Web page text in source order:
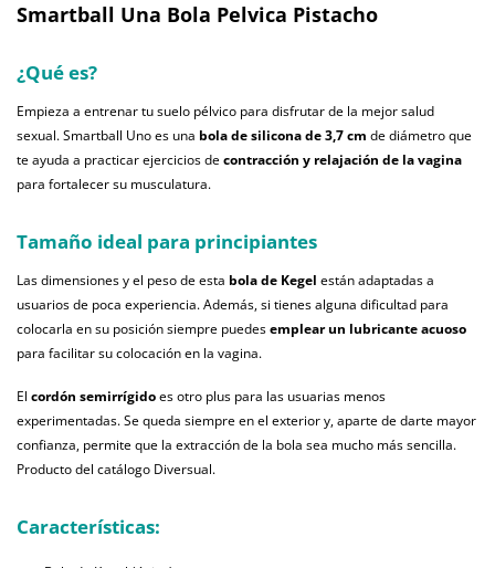
Smartball Una Bola Pelvica Pistacho
¿Qué es?
Empieza a entrenar tu suelo pélvico para disfrutar de la mejor salud
sexual. Smartball Uno es una bola de silicona de 3,7 cm de diámetro que
te ayuda a practicar ejercicios decontracción y relajación de la vagina
para fortalecer su musculatura.
Tamaño ideal para principiantes
Las dimensiones y el peso de esta bola de Kegel están adaptadas a
usuarios de poca experiencia. Además, si tienes alguna dificultad para
colocarla en su posición siempre puedesemplear un lubricante acuoso
para facilitar su colocación en la vagina.
El cordón semirrígidoes otro plus para las usuarias menos
experimentadas. Se queda siempre en el exterior y, aparte de darte mayor
confianza, permite que la extracción de la bola sea mucho más sencilla.
Producto del catálogo Diversual.
Características: